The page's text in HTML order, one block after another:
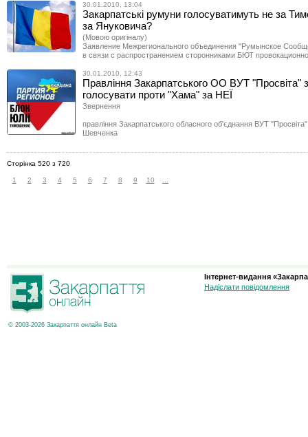
30.01.2010, 13:04
Закарпатські румуни голосуватимуть не за
за Януковича?
(Мовою оригіналу)
Заявление Межрегионального объединения "Румынское
в связи с распространением сторонниками БЮТ
30.01.2010, 12:43
Правління Закарпатського ОО ВУТ "Просвіта"
голосувати проти "Хама" за НЕЇ
Звернення
правління Закарпатського обласного об'єднання ВУТ
Шевченка
Сторінка 520 з 720
1 2 3 4 5 6 7 8 9 10 ...
© 2003-2026 Закарпаття онлайн Beta
Інтернет-видання
Надіслати повідомлення